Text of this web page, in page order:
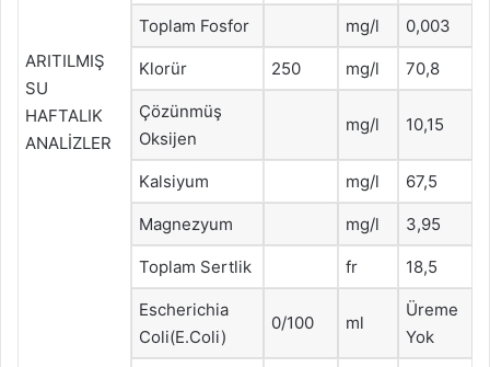
ARITILMIŞ
SU
HAFTALIK
ANALİZLER
Toplam Fosfor mg/l 0,003
Klorür 250 mg/l 70,8
Çözünmüş
Oksijen
mg/l 10,15
Kalsiyum mg/l 67,5
Magnezyum mg/l 3,95
Toplam Sertlik fr 18,5
Escherichia
Coli(E.Coli)
0/100 ml
Üreme
Yok